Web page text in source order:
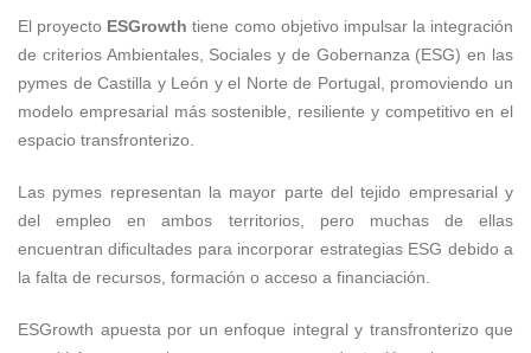
El proyecto ESGrowth tiene como objetivo impulsar la integración
de criterios Ambientales, Sociales y de Gobernanza (ESG) en las
pymes de Castilla y León y el Norte de Portugal, promoviendo un
modelo empresarial más sostenible, resiliente y competitivo en el
espacio transfronterizo.
Las pymes representan la mayor parte del tejido empresarial y
del empleo en ambos territorios, pero muchas de ellas
encuentran dificultades para incorporar estrategias ESG debido a
la falta de recursos, formación o acceso a financiación.
ESGrowth apuesta por un enfoque integral y transfronterizo que